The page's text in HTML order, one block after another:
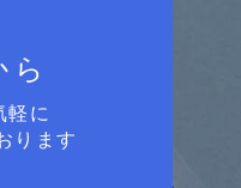
軽に
ります